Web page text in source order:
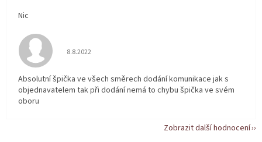
Nic
Hodnocení obchodu je 5 z 5 hvězdiček.
8.8.2022
Absolutní špička ve všech směrech dodání komunikace jak s
objednavatelem tak při dodání nemá to chybu špička ve svém
oboru
Zobrazit další hodnocení